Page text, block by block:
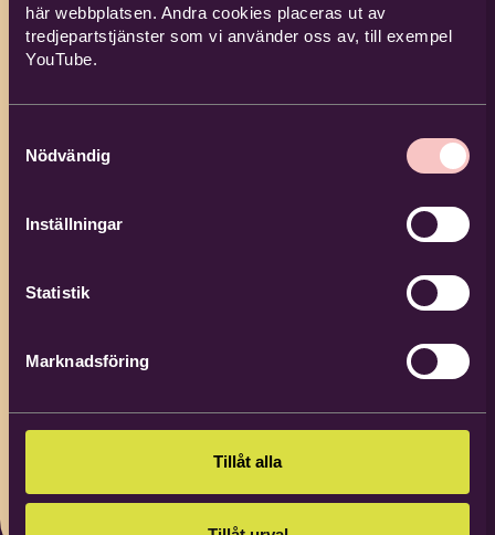
här webbplatsen. Andra cookies placeras ut av
tredjepartstjänster som vi använder oss av, till exempel
YouTube.
Nödvändig
Inställningar
Statistik
Marknadsföring
Tillåt alla
E-post*
Telefon
Postnummer*
Fiorella Bastidas
katolsk bildning och kultur –
08-727 17 02
Bildas Förbundskansli